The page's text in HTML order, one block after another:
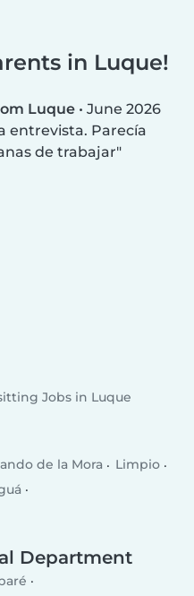
in Luque!
Luque • June 2026
entrevista. Parecía
de trabajar
Jobs in Luque
de la Mora
Limpio
Department